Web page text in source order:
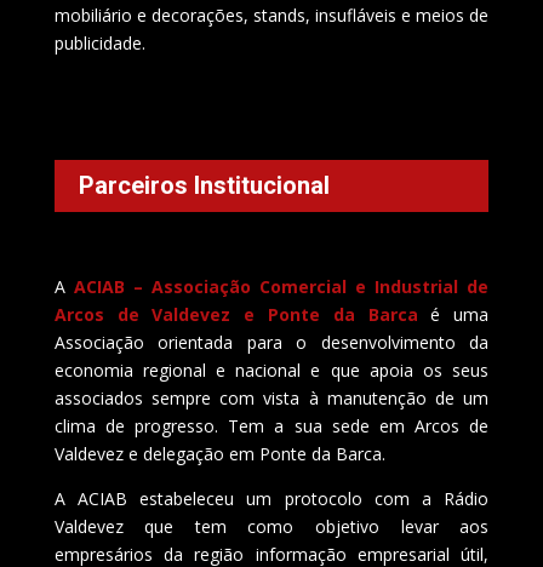
mobiliário e decorações, stands, insufláveis e meios de
publicidade.
Parceiros Institucional
A ACIAB – Associação Comercial e Industrial de
Arcos de Valdevez e Ponte da Barca
é uma
Associação orientada para o desenvolvimento da
economia regional e nacional e que apoia os seus
associados sempre com vista à manutenção de um
clima de progresso. Tem a sua sede em Arcos de
Valdevez e delegação em Ponte da Barca.
A ACIAB estabeleceu um protocolo com a Rádio
Valdevez que tem como objetivo levar aos
empresários da região informação empresarial útil,